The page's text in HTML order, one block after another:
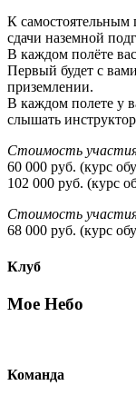
К самостоятельным
сдачи наземной
В каждом полёте
Первый будет с
приземлении.
В каждом полете у
слышать
Стоимость
60 000 руб. (курс
102 000 руб. (курс
Стоимость
68 000 руб. (курс
Клуб
Мое Небо
Команда